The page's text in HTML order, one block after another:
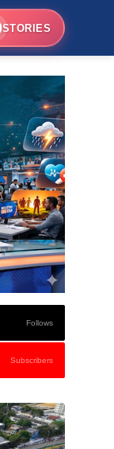
STORIES
Follows
Subscribers